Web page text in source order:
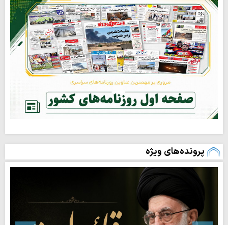
پرونده‌های ویژه